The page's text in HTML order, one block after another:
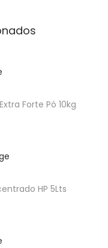
Forte Pó 10kg
HP 5Lts